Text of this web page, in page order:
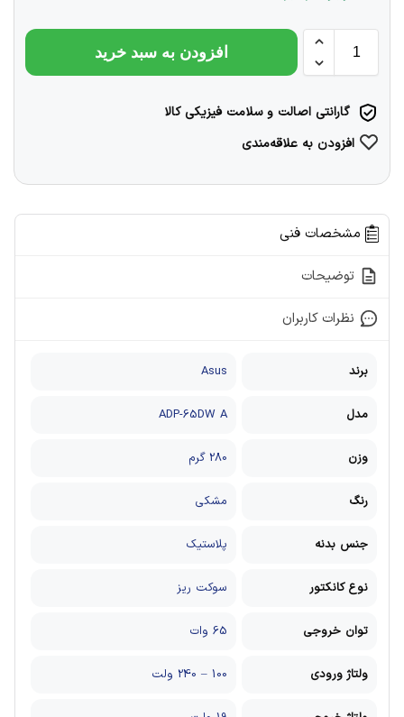
افزودن به سبد خرید
گارانتی اصالت و سلامت فیزیکی کالا
افزودن به علاقه‌مندی
مشخصات فنی
توضیحات
نظرات کاربران
برند Asus
مدل ADP-65DW A
وزن 280 گرم
رنگ مشکی
جنس بدنه پلاستیک
نوع کانکتور سوکت ریز
توان خروجی 65 وات
ولتاژ ورودی 100 – 240 ولت